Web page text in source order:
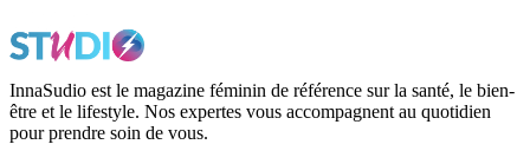
InnaSudio est le magazine féminin de référence sur la santé, le bien-
être et le lifestyle. Nos expertes vous accompagnent au quotidien
pour prendre soin de vous.